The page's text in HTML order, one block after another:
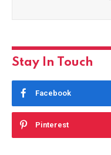
Stay In Touch
Facebook
Pinterest